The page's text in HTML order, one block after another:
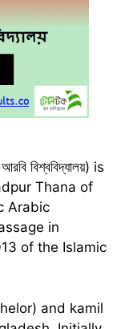
বিশ্ববিদ্যালয়) is
Thana of
Arabic
in
of the Islamic
and kamil